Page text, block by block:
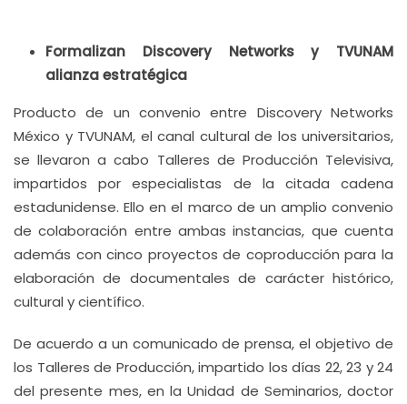
Formalizan Discovery Networks y TVUNAM
alianza estratégica
Producto de un convenio entre Discovery Networks
México y TVUNAM, el canal cultural de los universitarios,
se llevaron a cabo Talleres de Producción Televisiva,
impartidos por especialistas de la citada cadena
estadunidense. Ello en el marco de un amplio convenio
de colaboración entre ambas instancias, que cuenta
además con cinco proyectos de coproducción para la
elaboración de documentales de carácter histórico,
cultural y científico.
De acuerdo a un comunicado de prensa, el objetivo de
los Talleres de Producción, impartido los días 22, 23 y 24
del presente mes, en la Unidad de Seminarios, doctor